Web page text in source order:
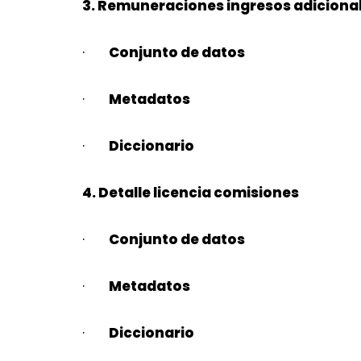
3. Remuneraciones ingresos
· Conjunto de datos
· Metadatos
· Diccionario
4. Detalle licencia comisiones
· Conjunto de datos
· Metadatos
· Diccionario